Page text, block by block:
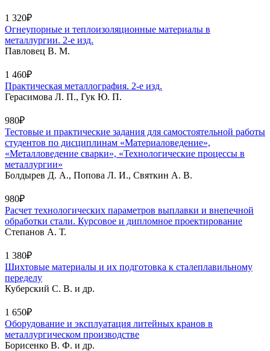
1 320₽
Огнеупорные и теплоизоляционные материалы в
металлургии. 2-е изд.
Павловец В. М.
1 460₽
Практическая металлография. 2-е изд.
Герасимова Л. П., Гук Ю. П.
980₽
Тестовые и практические задания для самостоятельной работы
студентов по дисциплинам «Материаловедение»,
«Металловедение сварки», «Технологические процессы в
металлургии»
Болдырев Д. А., Попова Л. И., Святкин А. В.
980₽
Расчет технологических параметров выплавки и внепечной
обработки стали. Курсовое и дипломное проектирование
Степанов А. Т.
1 380₽
Шихтовые материалы и их подготовка к сталеплавильному
переделу
Куберский С. В. и др.
1 650₽
Оборудование и эксплуатация литейных кранов в
металлургическом производстве
Борисенко В. Ф. и др.